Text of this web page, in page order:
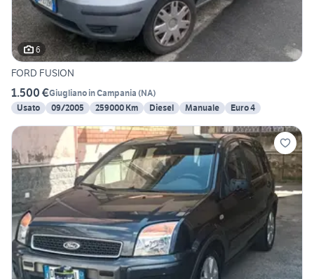
6
FORD FUSION
1.500 €Giugliano in Campania (NA)
Usato
09/2005 259000 Km Diesel Manuale Euro 4